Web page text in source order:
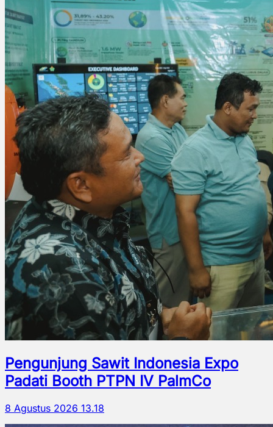
Pengunjung Sawit Indonesia Expo
Padati Booth PTPN IV PalmCo
8 Agustus 2026 13.18